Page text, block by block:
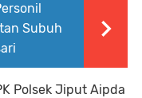
Subuh
Polsek Jiput Aipda